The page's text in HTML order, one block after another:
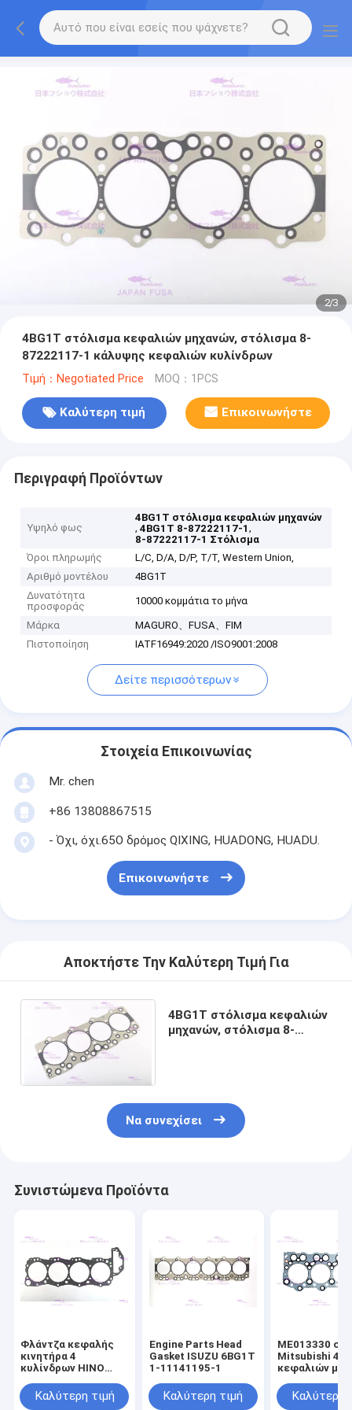
2/3
4BG1T στόλισμα κεφαλιών μηχανών, στόλισμα 8-
87222117-1 κάλυψης κεφαλιών κυλίνδρων
Τιμή：Negotiated Price MOQ：1PCS
Καλύτερη τιμή Επικοινωνήστε
Περιγραφή Προϊόντων
Υψηλό φως
4BG1T στόλισμα κεφαλιών μηχανών
,4BG1T 8-87222117-1,
8-87222117-1 Στόλισμα
Όροι πληρωμής
L/C, D/A, D/P, T/T, Western Union,
Αριθμό μοντέλου
4BG1T
Δυνατότητα
προσφοράς
10000 κομμάτια το μήνα
Μάρκα
MAGURO、FUSA、FIM
Πιστοποίηση
IATF16949:2020 /ISO9001:2008
Δείτε περισσότερων
Στοιχεία Επικοινωνίας
Mr. chen
+86 13808867515
- Όχι, όχι.65Ο δρόμος QIXING, HUADONG, HUADU.
Επικοινωνήστε
Αποκτήστε Την Καλύτερη Τιμή Για
4BG1T στόλισμα κεφαλιών
μηχανών, στόλισμα 8-
Να συνεχίσει
Συνιστώμενα Προϊόντα
Φλάντζα κεφαλής
κινητήρα 4
κυλίνδρων HINO
Καλύτερη τιμή
Engine Parts Head
Gasket ISUZU 6BG1T
1-11141195-1
Καλύτερη τιμή
ME013330
Mitsubishi
κεφαλιών
Καλύτερη